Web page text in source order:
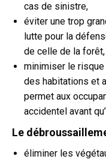
cas de sinistre,
éviter une trop
lutte pour la
de celle de la forêt,
minimiser le
des habitations et
permet aux
accidentel avant
Le
éliminer les